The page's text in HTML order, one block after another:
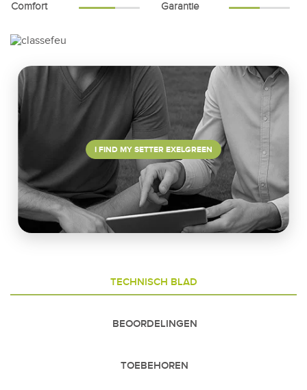
Comfort
Garantie
I FIND MY SETTER EXELGREEN
TECHNISCH BLAD
BEOORDELINGEN
TOEBEHOREN